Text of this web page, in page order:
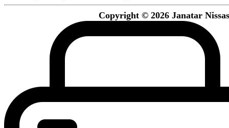
Copyright © 2026 Janatar